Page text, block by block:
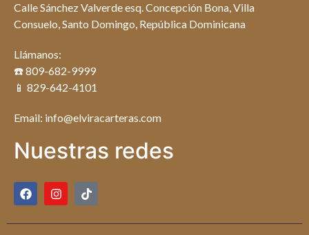
Calle Sánchez Valverde esq. Concepción Bona, Villa
Consuelo, Santo Domingo, República Dominicana
Llámanos:
☎️ 809-682-9999
📱 829-642-4101
Email: info@elviracarteras.com
Nuestras redes